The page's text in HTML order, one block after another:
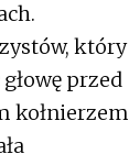
który
przed
kołnierzem